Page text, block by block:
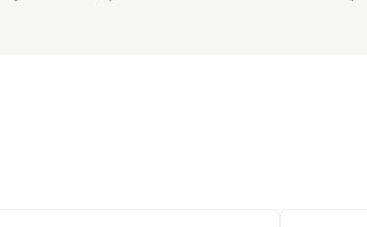
y mantenimiento de jardines. d) la